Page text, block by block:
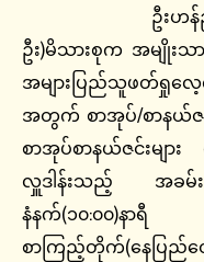
ဦးဟန်ညွန့်(
ဦး)မိသားစုက အမျိုး
အများပြည်သူဖတ်ရှုလေ့
အတွက် စာအုပ်/စာနယ်ဇင်
စာအုပ်စာနယ်ဇင်းမျ
လှူဒါန်းသည့် အခမ်း
နံနက်(၁၀:၀၀
စာကြည့်တိုက်(နေပြည်တ